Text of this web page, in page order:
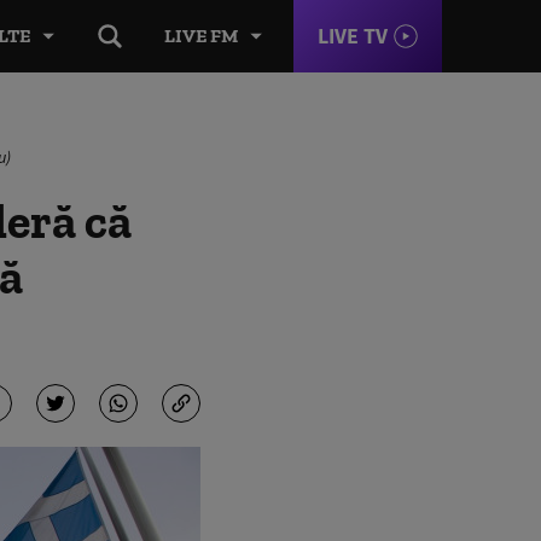
LIVE FM LIVE TV
că